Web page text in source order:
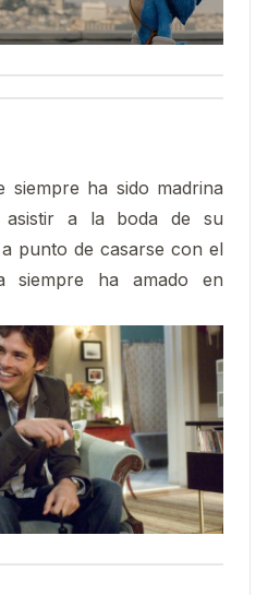
siempre ha sido madrina
asistir a la boda de su
punto de casarse con el
siempre ha amado en